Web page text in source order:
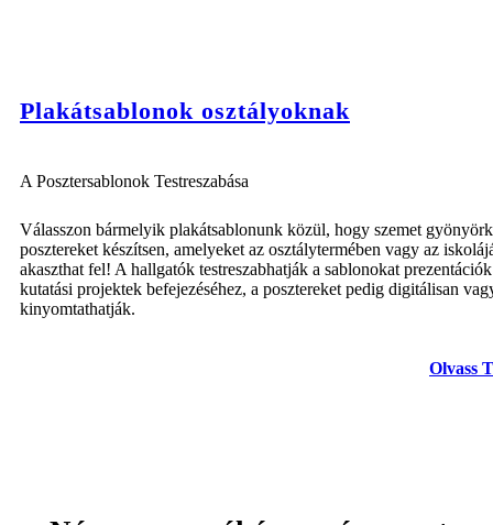
Plakátsablonok osztályoknak
A Posztersablonok Testreszabása
Válasszon bármelyik plakátsablonunk közül, hogy szemet
posztereket készítsen, amelyeket az osztálytermében vagy az
akaszthat fel! A hallgatók testreszabhatják a sablonokat
kutatási projektek befejezéséhez, a posztereket pedig digitálisan
kinyomtathatják.
Olvass